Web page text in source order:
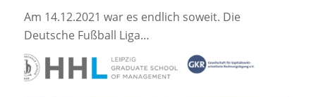
Am 14.12.2021 war es endlich soweit. Die
Deutsche Fußball Liga…